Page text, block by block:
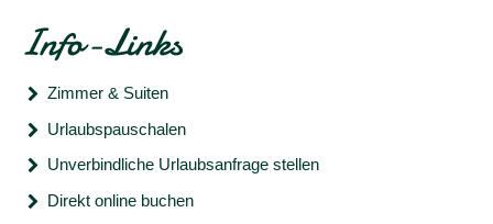
Info-Links
Zimmer & Suiten
Urlaubspauschalen
Unverbindliche Urlaubsanfrage stellen
Direkt online buchen